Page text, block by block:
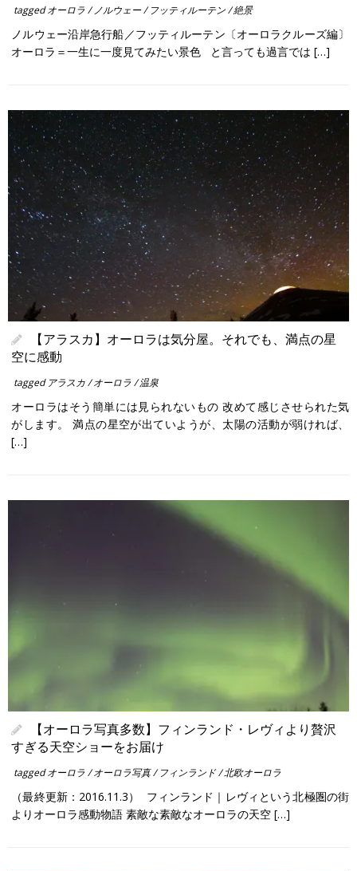
taggedオーロラ/ノルウェー/フッティルーテン/絶景
ノルウェー沿岸急行船／フッティルーテン〔オーロラクルーズ編〕
オーロラ＝一生に一度見てみたい景色 と言っても過言では […]
【アラスカ】オーロラは気分屋。それでも、満点の星
空に感動
tagged アラスカ/オーロラ/温泉
オーロラはそう簡単には見られないもの 改めて感じさせられた気
がします。 満点の星空が出ていようが、太陽の活動が弱ければ、
[…]
【オーロラ写真多数】フィンランド・レヴィより贅沢
すぎる天空ショーをお届け
taggedオーロラ/オーロラ写真/フィンランド/北欧オーロラ
（最終更新：2016.11.3） フィンランド｜レヴィという北極圏の街
よりオーロラ感動物語 素敵な素敵なオーロラの天空 […]